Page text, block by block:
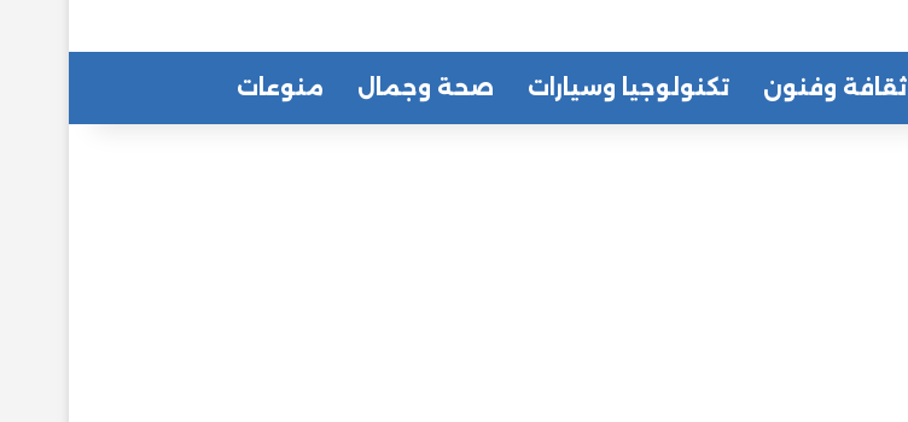
ثقافة وفنون تكنولوجيا وسيارات صحة وجمال منوعات